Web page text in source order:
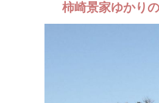
柿崎景家ゆかり